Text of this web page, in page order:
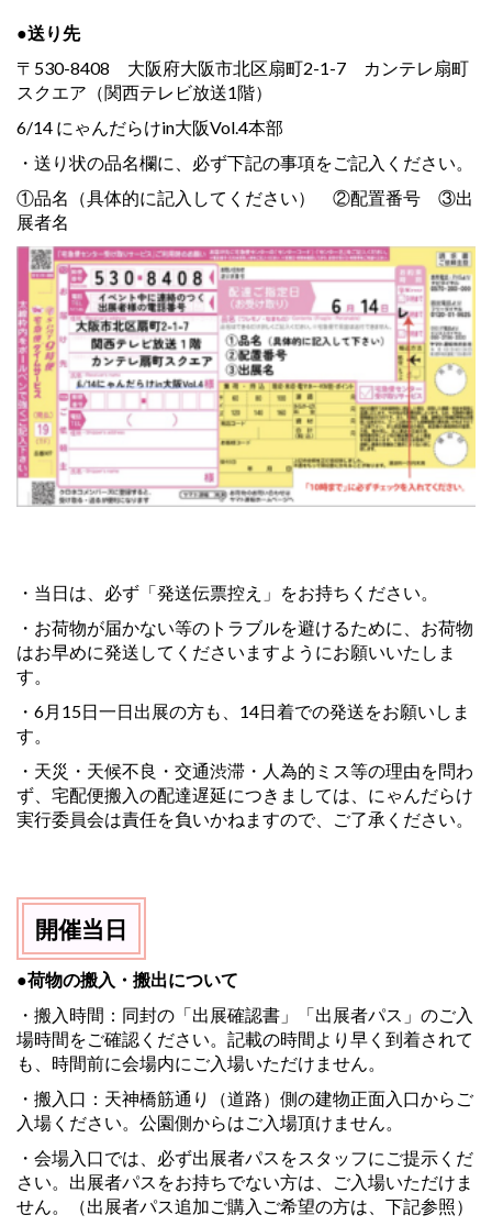
●送り先
〒530-8408 大阪府大阪市北区扇町2-1-7 カンテレ扇町
スクエア（関西テレビ放送1階）
6/14 にゃんだらけin大阪Vol.4本部
・送り状の品名欄に、必ず下記の事項をご記入ください。
①品名（具体的に記入してください） ②配置番号 ③出
展者名
・当日は、必ず「発送伝票控え」をお持ちください。
・お荷物が届かない等のトラブルを避けるために、お荷物
はお早めに発送してくださいます ようにお願いいたしま
す。
・6月15日一日出展の方も、14日着での発送をお願いしま
す。
・天災・天候不良・交通渋滞・人為的ミス等の理由を問わ
ず、宅配便搬入の配達遅延につきましては、にゃんだらけ
実行委員会は責任を負いかねますので、ご了承ください。
開催当日
●荷物の搬入・搬出について
・搬入時間：同封の「出展確認書」「出展者パス」のご入
場時間をご確認ください。記載の時間より早く到着されて
も、時間前に会場内にご入場いただけません。
・搬入口：天神橋筋通り（道路）側の建物正面入口からご
入場ください。公園側からはご入場頂けません。
・会場入口では、必ず出展者パスをスタッフにご提示くだ
さい。出展者パスをお持ちでない方は、ご入場いただけま
せん。（出展者パス追加ご購入ご希望の方は、下記参照）